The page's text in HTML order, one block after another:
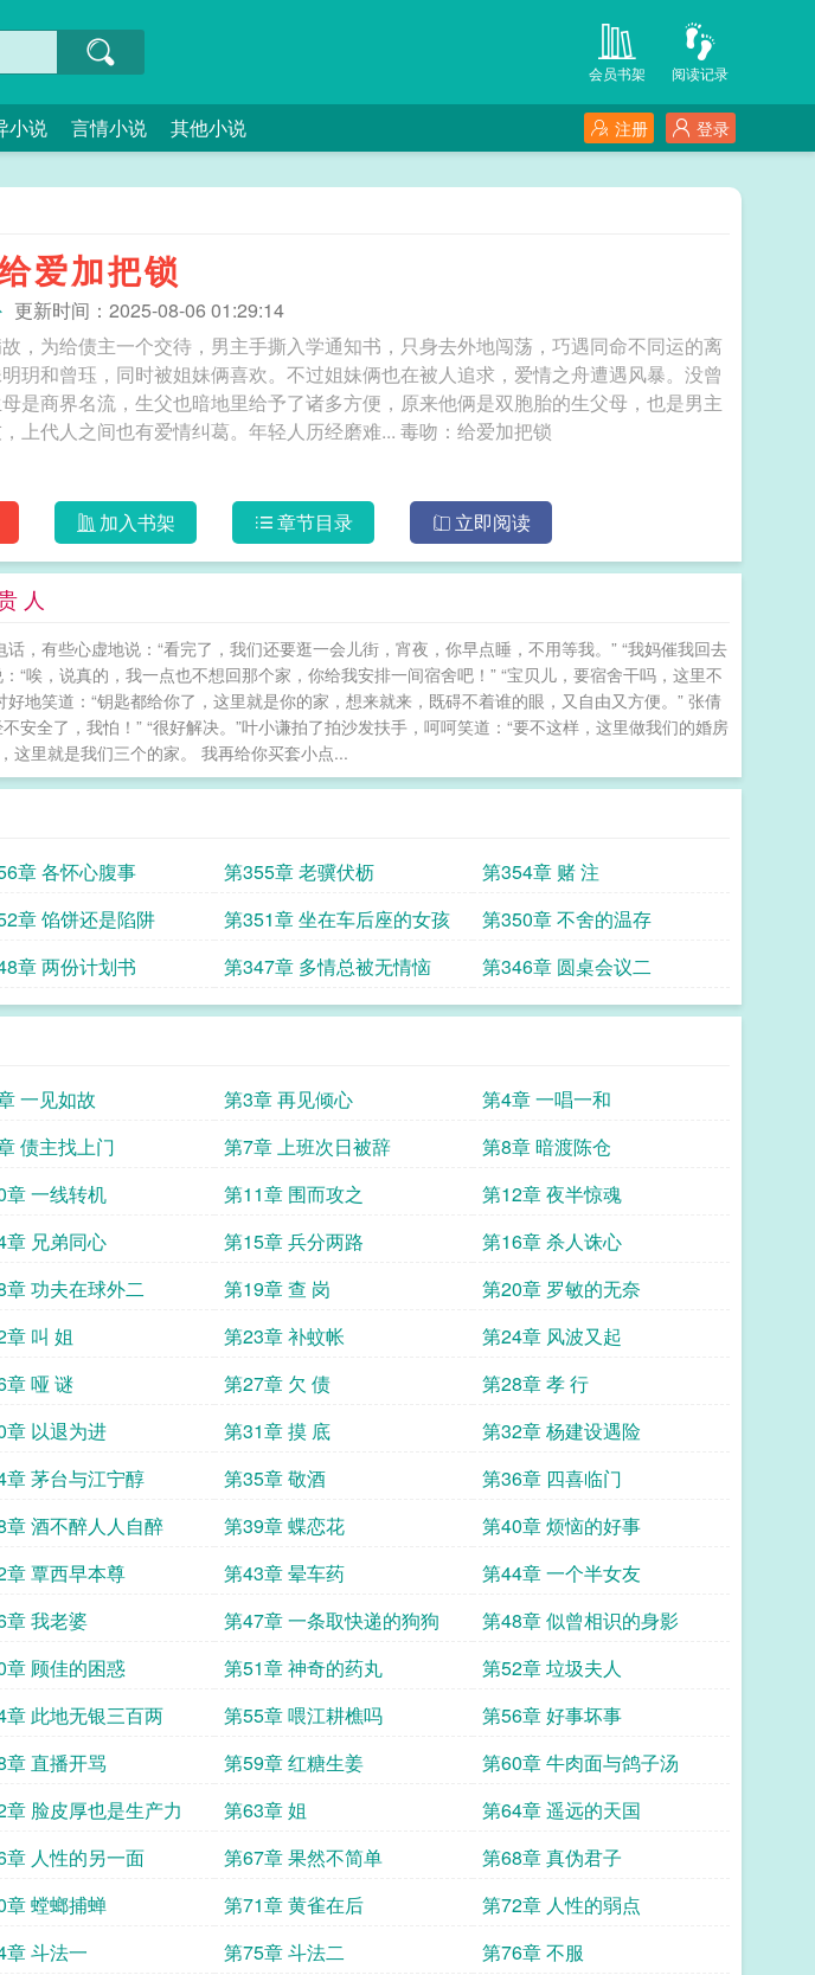
阅读记录
会员书架
小说 言情小说 其他小说 登录
注册
爱加把锁
更新时间：2025-08-06 01:29:14
，为给债主一个交待，男主手撕入学通知书，只身去外地闯荡，巧遇同命不同运的离
玥和曾珏，同时被姐妹俩喜欢。不过姐妹俩也在被人追求，爱情之舟遭遇风暴。没曾
是商界名流，生父也暗地里给予了诸多方便，原来他俩是双胞胎的生父母，也是男主
父母的好朋友，上代人之间也有爱情纠葛。年轻人历经磨难... 毒吻：给爱加把锁
加入书架 章节目录 立即阅读
人
，有些心虚地说：“看完了，我们还要逛一会儿街，宵夜，你早点睡，不用等我。” “我妈催我回去
“唉，说真的，我一点也不想回那个家，你给我安排一间宿舍吧！” “宝贝儿，要宿舍干吗，这里不
地笑道：“钥匙都给你了，这里就是你的家，想来就来，既碍不着谁的眼，又自由又方便。” 张倩
安全了，我怕！” “很好解决。”叶小谦拍了拍沙发扶手，呵呵笑道：“要不这样，这里做我们的婚房
这里就是我们三个的家。 我再给你买套小点...
章 各怀心腹事 第355章 老骥伏枥
第354章 赌 注
章 馅饼还是陷阱 第351章 坐在车后座的女孩
第350章 不舍的温存
章 两份计划书 第347章 多情总被无情恼 第346章 圆桌会议二
一见如故 第3章 再见倾心
第4章 一唱一和
债主找上门 第7章 上班次日被辞
第8章 暗渡陈仓
章 一线转机 第11章 围而攻之
第12章 夜半惊魂
章 兄弟同心 第15章 兵分两路
第16章 杀人诛心
章 功夫在球外二 第19章 查 岗
第20章 罗敏的无奈
章 叫 姐 第23章 补蚊帐
第24章 风波又起
章 哑 谜 第27章 欠 债
第28章 孝 行
章 以退为进 第31章 摸 底
第32章 杨建设遇险
章 茅台与江宁醇 第35章 敬酒
第36章 四喜临门
章 酒不醉人人自醉 第39章 蝶恋花
第40章 烦恼的好事
章 覃西早本尊 第43章 晕车药
第44章 一个半女友
章 我老婆 第47章 一条取快递的狗狗
第48章 似曾相识的身影
章 顾佳的困惑 第51章 神奇的药丸
第52章 垃圾夫人
章 此地无银三百两 第55章 喂江耕樵吗
第56章 好事坏事
章 直播开骂 第59章 红糖生姜
第60章 牛肉面与鸽子汤
章 脸皮厚也是生产力 第63章 姐
第64章 遥远的天国
章 人性的另一面 第67章 果然不简单
第68章 真伪君子
章 螳螂捕蝉 第71章 黄雀在后
第72章 人性的弱点
章 斗法一 第75章 斗法二
第76章 不服